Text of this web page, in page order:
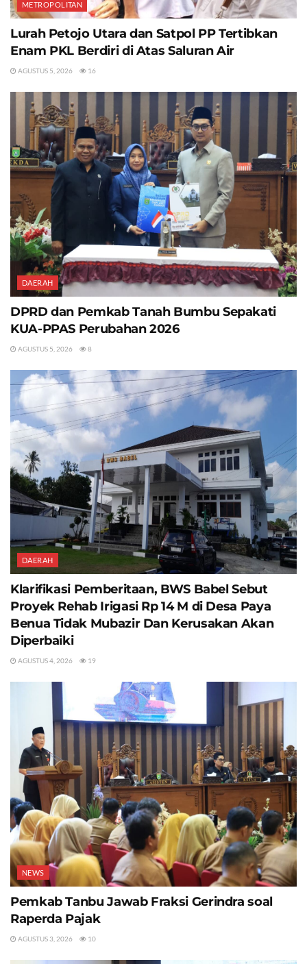
METROPOLITAN
Lurah Petojo Utara dan Satpol PP Tertibkan
Enam PKL Berdiri di Atas Saluran Air
AGUSTUS 5, 2026 16
DAERAH
DPRD dan Pemkab Tanah Bumbu Sepakati
KUA-PPAS Perubahan 2026
AGUSTUS 5, 2026 8
DAERAH
Klarifikasi Pemberitaan, BWS Babel Sebut
Proyek Rehab Irigasi Rp 14 M di Desa Paya
Benua Tidak Mubazir Dan Kerusakan Akan
Diperbaiki
AGUSTUS 4, 2026 19
NEWS
Pemkab Tanbu Jawab Fraksi Gerindra soal
Raperda Pajak
AGUSTUS 3, 2026 10